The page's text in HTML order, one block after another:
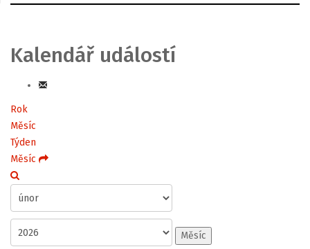
Kalendář událostí
Rok
Měsíc
Týden
Měsíc
Měsíc